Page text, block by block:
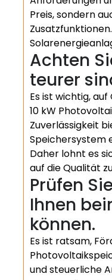
Preis, sondern
Achten
teurer
Es ist wichtig,
10 kW
Zuverlässigkeit
Speichersystem
Daher lohnt es
auf die Qualität
Prüfen
Ihnen
können.
Es ist ratsam,
und steuerliche